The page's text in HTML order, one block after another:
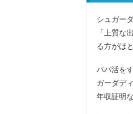
シュガー
「上質な
る方がほ
パパ活を
ガーダデ
年収証明